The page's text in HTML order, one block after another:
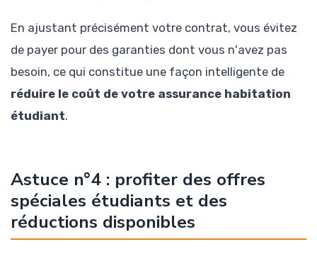
En ajustant précisément votre contrat, vous évitez
de payer pour des garanties dont vous n'avez pas
besoin, ce qui constitue une façon intelligente de
réduire le coût de votre assurance habitation
étudiant.
Astuce n°4 : profiter des offres
spéciales étudiants et des
réductions disponibles